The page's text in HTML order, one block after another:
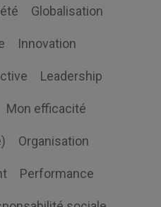
Globalisation
Innovation
Leadership
Mon efficacité
Organisation
Performance